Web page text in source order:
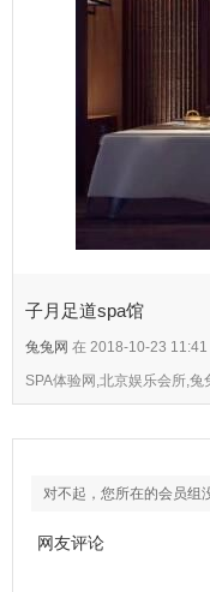
子月足道spa馆
兔兔网 在 2018-10-23 11:41
SPA体验网,北京娱乐会所,兔
对不起，您所在的会员组
网友评论